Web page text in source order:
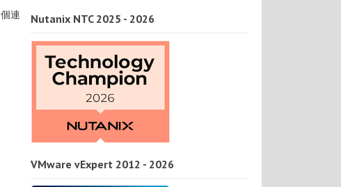
個連
Nutanix NTC 2025 - 2026
VMware vExpert 2012 - 2026